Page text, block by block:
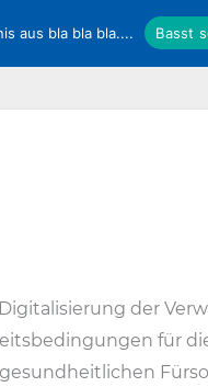
Vorstand
der
für
aus bla bla bla.... Basst